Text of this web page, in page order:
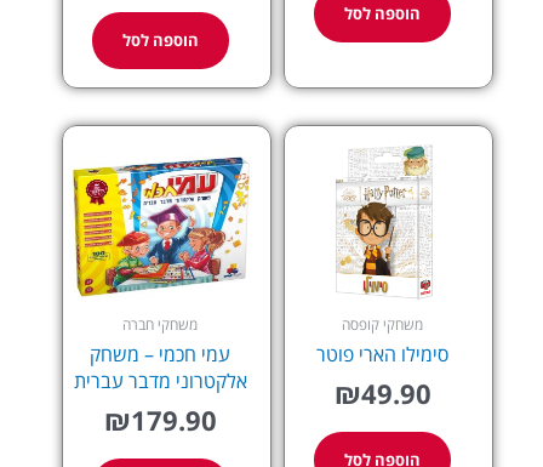
הוספה לסל
הוספה לסל
משחקי קופסה
סימילו הארי פוטר
₪49.90
הוספה לסל
משחקי חברה
עמי חכמי – משחק
אלקטרוני מדבר עברית
₪179.90